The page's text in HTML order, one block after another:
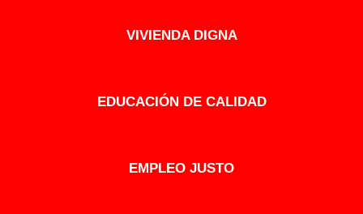
VIVIENDA DIGNA
EDUCACIÓN DE CALIDAD
EMPLEO JUSTO